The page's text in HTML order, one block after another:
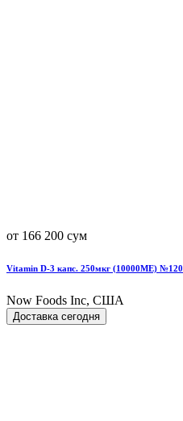
от 166 200 сум
Vitamin D-3 капс. 250мкг (10000МЕ) №120
Now Foods Inc, США
Доставка сегодня